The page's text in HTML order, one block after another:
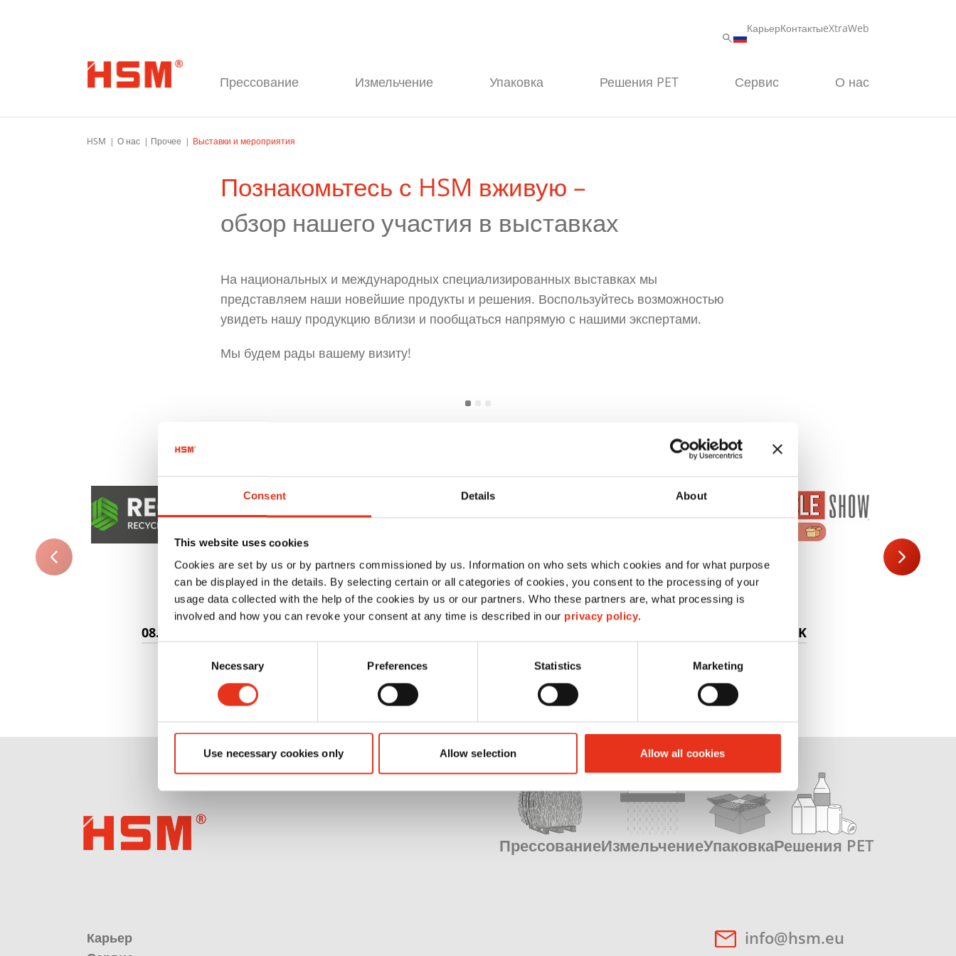
Consent Details About
This website uses cookies
Cookies are set by us or by partners commissioned by us. Information on who sets which cookies and for what purpose
can be displayed in the details. By selecting certain or all categories of cookies, you consent to the processing of your
usage data collected with the help of the cookies by us or our partners. Who these partners are, what processing is
involved and how you can revoke your consent at any time is described in our privacy policy.
Necessary Preferences Statistics Marketing
Use necessary cookies only Allow selection Allow all cookies
КарьерКонтактыeXtraWeb
Прессование Измельчение Упаковка Решения PET Сервис О нас
HSM О нас Прочее Выставки и мероприятия
Познакомьтесь с HSM вживую –
обзор нашего участия в выставках
На национальных и международных специализированных выставках мы
представляем наши новейшие продукты и решения. Воспользуйтесь возможностью
увидеть нашу продукцию вблизи и пообщаться напрямую с нашими экспертами.
Мы будем рады вашему визиту!
08.-10.09.2026 | Polska 11.-12.11.2026 | UK
ПрессованиеИзмельчениеУпаковкаРешения PET
Карьер
info@hsm.eu